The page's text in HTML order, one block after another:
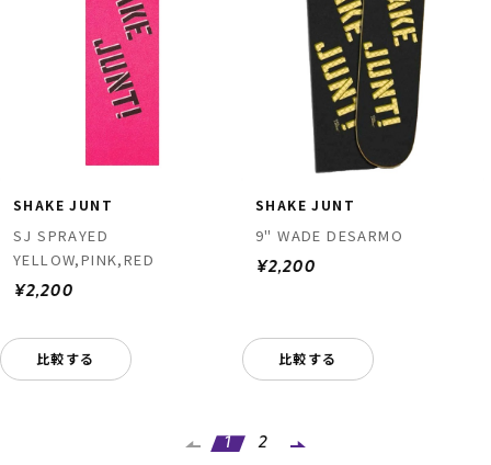
SHAKE JUNT
SJ SPRAYED
YELLOW,PINK,RED
¥2,200
比較する
SHAKE JUNT
9" WADE DESARMO
¥2,200
比較する
1 2